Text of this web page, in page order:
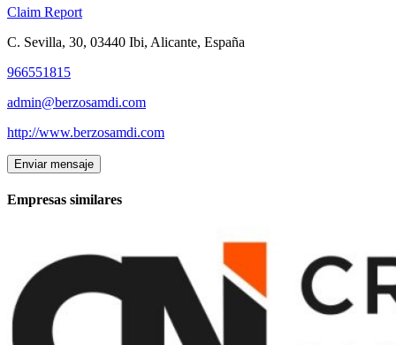
Claim Report
C. Sevilla, 30, 03440 Ibi, Alicante, España
966551815
admin@berzosamdi.com
http://www.berzosamdi.com
Enviar mensaje
Empresas similares